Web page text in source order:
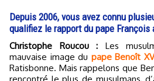
Depuis 2006, vous avez connu
qualifiez le rapport du pape François
Christophe Roucou : Les
mauvaise image du pape Benoît
Ratisbonne. Mais rappelons que
rencontré le plus de musulmans,